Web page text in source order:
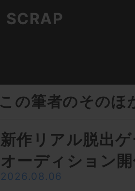
SCRAP
この筆者のそのほ
新作リアル脱出
オーディション
2026.08.06